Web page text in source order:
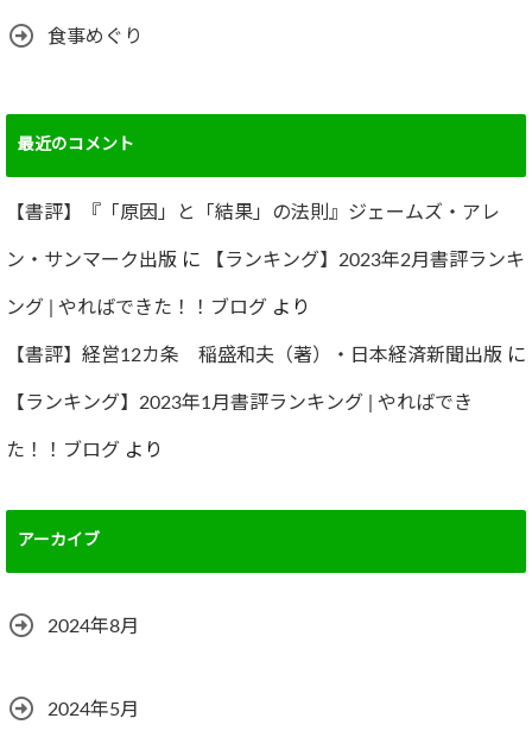
食事めぐり
最近のコメント
【書評】『「原因」と「結果」の法則』ジェームズ・アレ
ン・サンマーク出版 に 【ランキング】2023年2月書評ランキ
ング | やればできた！！ブログ より
【書評】経営12カ条 稲盛和夫（著）・日本経済新聞出版 に
【ランキング】2023年1月書評ランキング | やればでき
た！！ブログ より
アーカイブ
2024年8月
2024年5月